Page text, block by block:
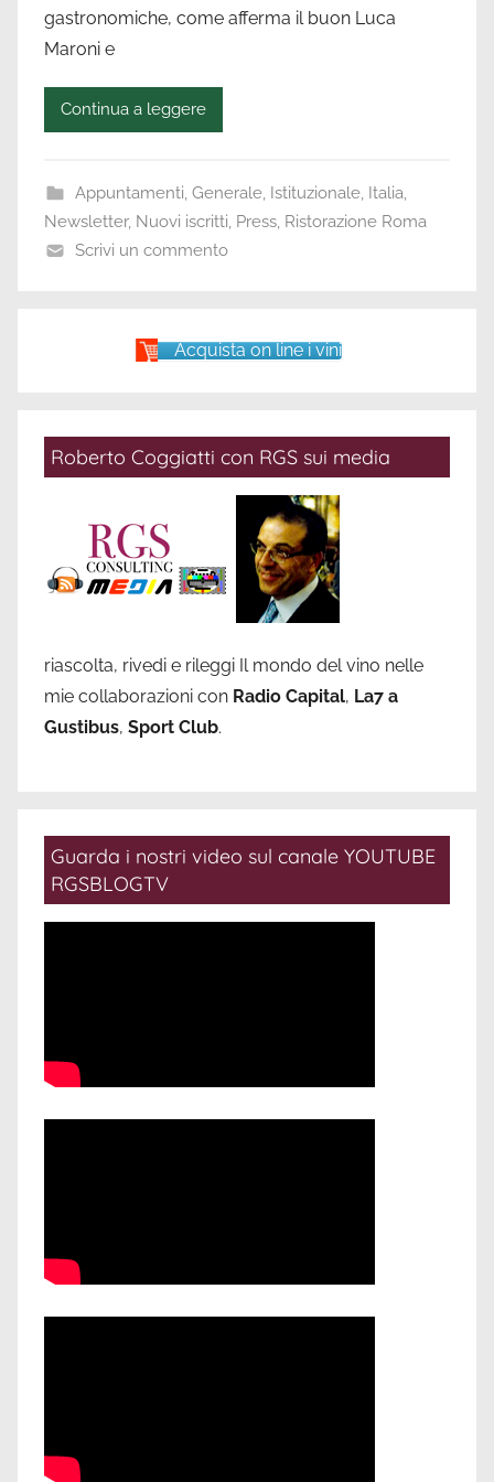
raccontare
gastronomiche, come afferma il buon Luca
Maroni e
Continua a leggere
Appuntamenti Generale, Istituzionale, Italia
Newsletter, Nuovi iscritti Press Ristorazione Roma
Scrivi un commento
Acquista on line i vini
Roberto Coggiatti con RGS sui media
riascolta, rivedi e rileggi Il mondo del vino nelle
mie collaborazioni con Radio Capital, La7 a
Gustibus, Sport Club.
Guarda i nostri video sul canale YOUTUBE
RGSBLOGTV